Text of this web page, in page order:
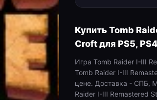
Купить Tomb
Croftдля PS5, PS4
Игра Tomb Raider I-III
Tomb Raider I-III
цене. Доставка - СПБ,
Raider I-III Remastered